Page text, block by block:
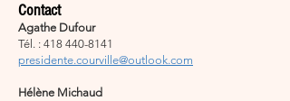
Contact
Agathe Dufour
Tél. : 418 440-8141
presidente.courville@outlook.com
Hélène Michaud